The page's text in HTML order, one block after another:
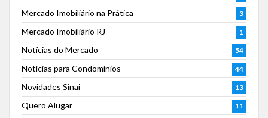
Mercado Imobiliário na Prática 3
Mercado Imobiliário RJ 1
Notícias do Mercado 54
Notícias para Condomínios 44
Novidades Sinai 13
Quero Alugar 11